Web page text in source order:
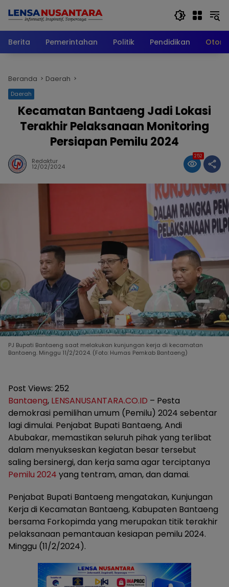
Berita
Pemerintahan Politik Pendidikan
Beranda Daerah
Daerah
Kecamatan Bantaeng Jadi Lokasi
Terakhir Pelaksanaan Monitoring
Persiapan Pemilu 2024
Redaktur
12/02/2024
252
PJ Bupati Bantaeng saat melakukan kunjungan kerja di kecamatan
Bantaeng. Minggu 11/2/2024. (Foto: Humas Pemkab Bantaeng)
Post Views: 252
Bantaeng, LENSANUSANTARA.CO.ID – Pesta
demokrasi pemilihan umum (Pemilu) 2024 sebentar
lagi dimulai. Penjabat Bupati Bantaeng, Andi
Abubakar, memastikan seluruh pihak yang terlibat
dalam menyukseskan kegiatan besar tersebut
saling bersinergi, dan kerja sama agar terciptanya
Pemilu 2024 yang tentram, aman, dan damai.
Penjabat Bupati Bantaeng mengatakan, Kunjungan
Kerja di Kecamatan Bantaeng, Kabupaten Bantaeng
bersama Forkopimda yang merupakan titik terakhir
pelaksanaan pemantauan kesiapan pemilu 2024.
Minggu (11/2/2024).